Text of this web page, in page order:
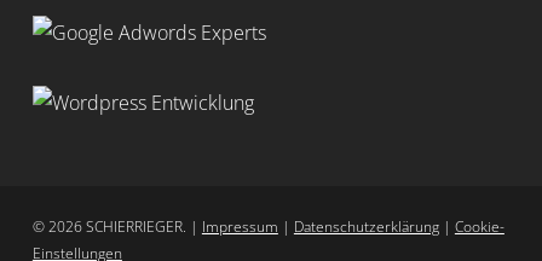
© 2026 SCHIERRIEGER. | Impressum | Datenschutzerklärung| Cookie-
Einstellungen